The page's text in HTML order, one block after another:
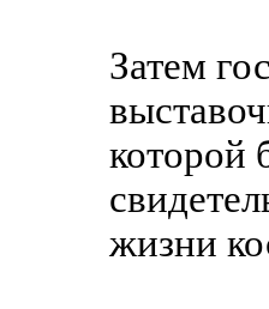
Затем
которой
жизни